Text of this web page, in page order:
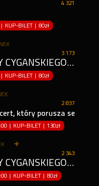
4 321
| KUP-BILET |80zł
3 173
INEZ & GWIAZDY CYGAŃSKIEGO TABORU I SHOW TANECZNE
| KUP-BILET |80zł
2 837
| KUP-BILET |130zł
2 343
INEZ & GWIAZDY CYGAŃSKIEGO TABORU I SHOW TANECZNE
| KUP-BILET |80zł